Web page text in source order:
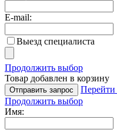
E-mail:
Выезд специалиста
Продолжить выбор
Товар добавлен в корзину
Отправить запрос
Перейти
Продолжить выбор
Имя: